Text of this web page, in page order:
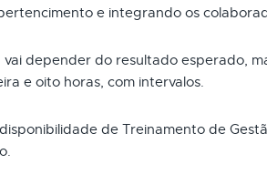
e integrando os
depender do resultado esperado,
e oito horas, com intervalos.
de Treinamento de